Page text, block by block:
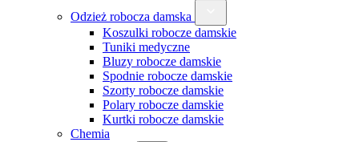
Odzież robocza damska
Koszulki robocze damskie
Tuniki medyczne
Bluzy robocze damskie
Spodnie robocze damskie
Szorty robocze damskie
Polary robocze damskie
Kurtki robocze damskie
Chemia